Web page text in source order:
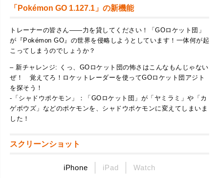
「Pokémon GO 1.127.1」の新機能
トレーナーの皆さん――力を貸してください！「GOロケット団」
が『Pokémon GO』の世界を侵略しようとしています！一体何が起
こってしまうのでしょうか？
– 新チャレンジ: くっ、GOロケット団の怖さはこんなもんじゃない
ぜ！ 覚えてろ！ロケットレーダーを使ってGOロケット団アジト
を探そう！
-「シャドウポケモン」：「GOロケット団」が「ヤミラミ」や「カ
ゲボウズ」などのポケモンを、シャドウポケモンに変えてしまいま
した！
スクリーンショット
iPhone iPad Watch